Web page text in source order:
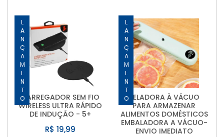
LANÇAMENTO
CARREGADOR SEM FIO
WIRELESS ULTRA RÁPIDO
DE INDUÇÃO - 5+
R$ 19,99
LANÇAMENTO SELADORA À VÁCUO
PARA ARMAZENAR
ALIMENTOS DOMÉSTICOS
EMBALADORA A VÁCUO-
ENVIO IMEDIATO